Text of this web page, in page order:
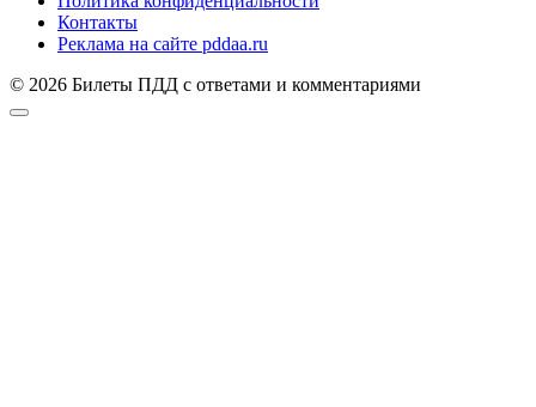
Контакты
Реклама на сайте pddaa.ru
© 2026 Билеты ПДД с ответами и комментариями